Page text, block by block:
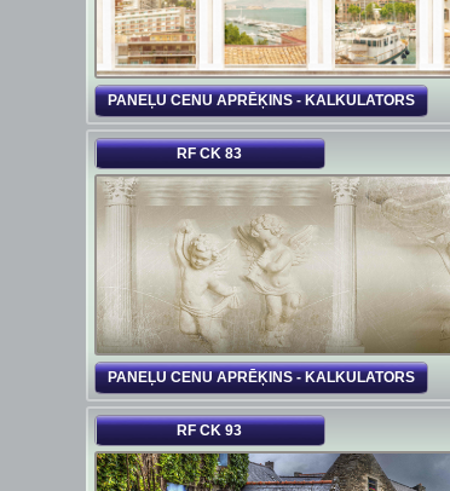
PANEĻU CENU APRĒĶINS - KALKULATORS
RF CK 83
PANEĻU CENU APRĒĶINS - KALKULATORS
RF CK 93